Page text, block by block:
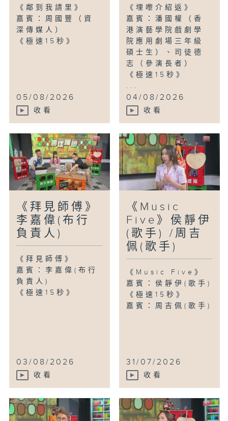
《鄰到我請里》
嘉賓：周國豐（資
深傳媒人）
《極速15秒》
05/08/2026
收看
《埋嚟介紹返》
嘉賓：潘國權（香
港演藝學院戲劇學
院應用劇場三年級
碩士生）、司徒德
志（參演長者）
《極速15秒》
...
04/08/2026
收看
《拜見師傅》
李嘉偉(布行
負責人)
《拜見師傅》
嘉賓：李嘉偉(布行
負責人)
《極速15秒》
03/08/2026
收看
《Music
Five》侯靜伊
(歌手) /周吉
佩(歌手)
《Music Five》
嘉賓：侯靜伊(歌手)
《極速15秒》
嘉賓：周吉佩(歌手)
31/07/2026
收看